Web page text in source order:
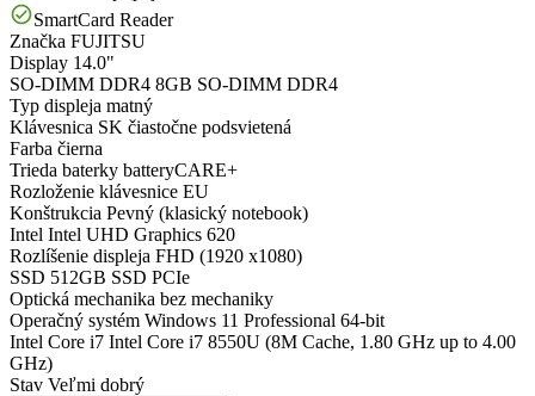
SmartCard Reader
Značka FUJITSU
Display 14.0"
SO-DIMM DDR4 8GB SO-DIMM DDR4
Typ displeja matný
Klávesnica SK čiastočne podsvietená
Farba čierna
Trieda baterky batteryCARE+
Rozloženie klávesnice EU
Konštrukcia Pevný (klasický notebook)
Intel Intel UHD Graphics 620
Rozlíšenie displeja FHD (1920 x1080)
SSD 512GB SSD PCIe
Optická mechanika bez mechaniky
Operačný systém Windows 11 Professional 64-bit
Intel Core i7 Intel Core i7 8550U (8M Cache, 1.80 GHz up to 4.00
GHz)
Stav Veľmi dobrý